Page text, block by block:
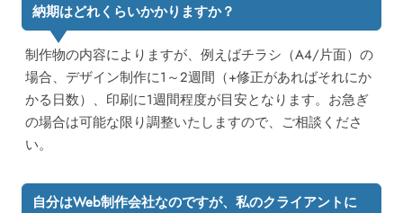
納期はどれくらいかかりますか？
制作物の内容によりますが、例えばチラシ（A4/片面）の
場合、デザイン制作に1～2週間（+修正があればそれにか
かる日数）、印刷に1週間程度が目安となります。お急ぎ
の場合は可能な限り調整いたしますので、ご相談くださ
い。
自分はWeb制作会社なのですが、私のクライアントに